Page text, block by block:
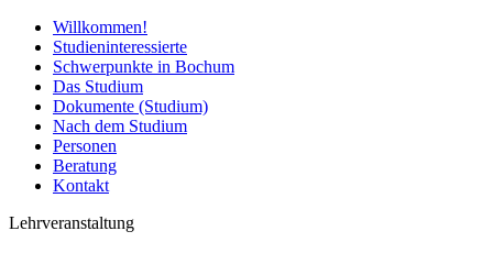
Willkommen!
Studieninteressierte
Schwerpunkte in Bochum
Das Studium
Dokumente (Studium)
Nach dem Studium
Personen
Beratung
Kontakt
Lehrveranstaltung